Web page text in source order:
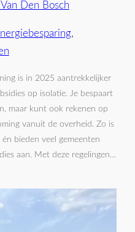
Den Bosch
is in 2025 aantrekkelijker
op isolatie. Je bespaart
maar kunt ook rekenen op
vanuit de overheid. Zo is
bieden veel gemeenten
aan. Met deze regelingen…